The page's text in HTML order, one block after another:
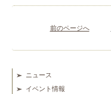
前のページへ
ニュース
イベント情報